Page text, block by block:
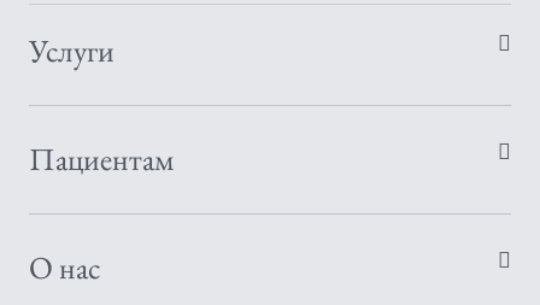
Услуги
Пациентам
О нас